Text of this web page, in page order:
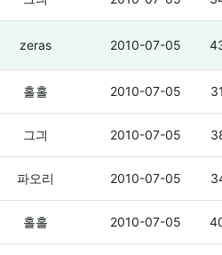
돈좀벌고싶다의 현심정.gif(5)
zeras 2010-07-05
홀홀 2010-07-05
그긔 2010-07-05
(5)파오리 2010-07-05
홀홀 2010-07-05